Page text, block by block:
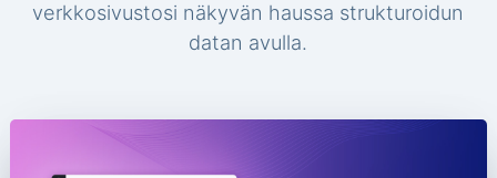
verkkosivustosi näkyvän haussa strukturoidun
datan avulla.